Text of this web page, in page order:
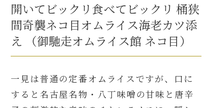
開いてビックリ食べてビックリ 桶狭
間奇襲ネコ目オムライス海老カツ添
え （御馳走オムライス館 ネコ目）
一見は普通の定番オムライスですが、口に
すると名古屋名物・八丁味噌の甘味と唐辛